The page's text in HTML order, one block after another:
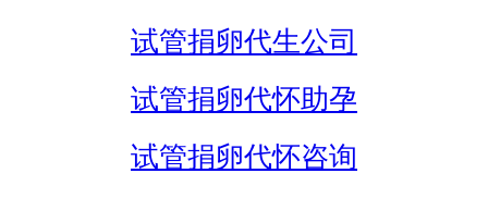
试管捐卵代生公司
试管捐卵代怀助孕
试管捐卵代怀咨询